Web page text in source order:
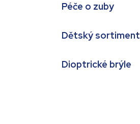
Péče o zuby
Dětský sortiment
Dioptrické brýle